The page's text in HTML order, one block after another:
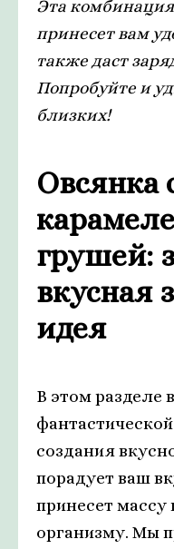
Эта
принесет вам
также даст
Попробуйте и
близких!
Овсянка
грушей:
вкусная
идея
В этом разделе
создания
порадует ваш
принесет
организму. Мы